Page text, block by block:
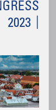
2023